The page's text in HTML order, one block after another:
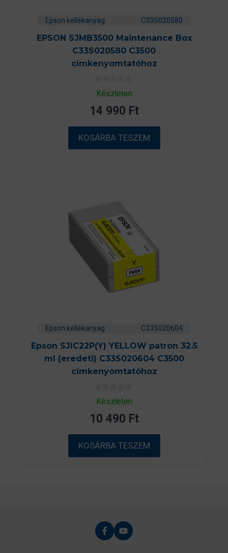
Epson kellékanyag C33S020580
EPSON SJMB3500 Maintenance Box
C33S020580 C3500
címkenyomtatóhoz
0
a
5
b
ő
l
Készleten
14 990 Ft
KOSÁRBA TESZEM
Epson kellékanyag C33S020604
Epson SJIC22P(Y) YELLOW patron 32.5
ml (eredeti) C33S020604 C3500
címkenyomtatóhoz
0
a
b
ő
l
Készleten
10 490 Ft
KOSÁRBA TESZEM